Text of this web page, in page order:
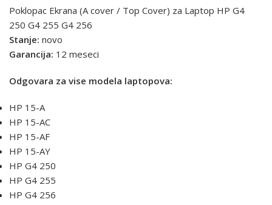
Poklopac Ekrana (A cover / Top Cover) za Laptop HP G4
250 G4 255 G4 256
Stanje: novo
Garancija: 12 meseci
Odgovara za vise modela laptopova:
HP 15-A
HP 15-AC
HP 15-AF
HP 15-AY
HP G4 250
HP G4 255
HP G4 256